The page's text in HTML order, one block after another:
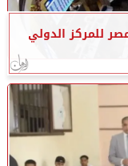
للمركز الدولي